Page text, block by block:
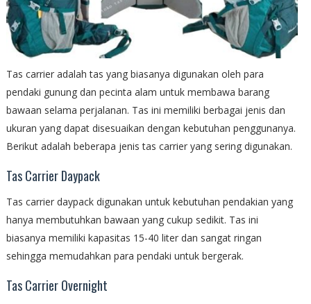
Tas carrier adalah tas yang biasanya digunakan oleh para
pendaki gunung dan pecinta alam untuk membawa barang
bawaan selama perjalanan. Tas ini memiliki berbagai jenis dan
ukuran yang dapat disesuaikan dengan kebutuhan penggunanya.
Berikut adalah beberapa jenis tas carrier yang sering digunakan.
Tas Carrier Daypack
Tas carrier daypack digunakan untuk kebutuhan pendakian yang
hanya membutuhkan bawaan yang cukup sedikit. Tas ini
biasanya memiliki kapasitas 15-40 liter dan sangat ringan
sehingga memudahkan para pendaki untuk bergerak.
Tas Carrier Overnight